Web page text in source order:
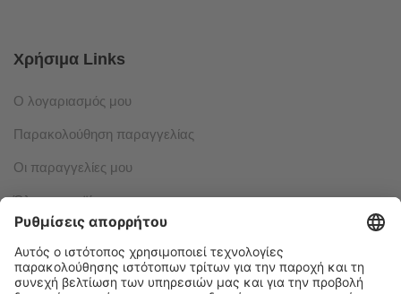
Χρήσιμα Links
Ο λογαριασμός μου
Παρακολούθηση παραγγελίας
Οι παραγγελίες μου
Όλα τα προϊόντα
© 2024 Fantasylogic
Όροι και Προϋποθέσεις